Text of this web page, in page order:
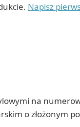
Napisz
na
o złożonym